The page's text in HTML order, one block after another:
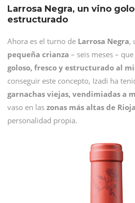
Larrosa Negra, un vino
estructurado
Ahora es el turno de Larrosa Negra,
pequeña crianza – seis meses –
goloso, fresco y estructurado al
conseguir este concepto, Izadi ha
garnachas viejas, vendimiadas a
vaso en las zonas más altas de
personalidad propia.